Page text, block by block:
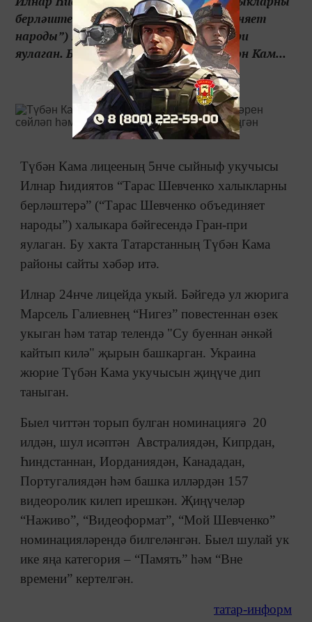
берләштерә” (“Тарас Шевченко объединяет
народы”) халыкара бәйгесендә Гран-при
яулаган. Бу хакта Татарстанның Түбән Кам...
Түбән Кама лицееның 5нче сыйныф укучысы
Илнар Һидиятов “Тарас Шевченко халыкларны
берләштерә” (“Тарас Шевченко объединяет
народы”) халыкара бәйгесендә Гран-при
яулаган. Бу хакта Татарстанның Түбән Кама
районы сайты хәбәр итә.
Илнар 24нче лицейда укый. Бәйгедә ул жюрига
Марсель Галиевнең “Нигез” повестеннан өзек
укыган һәм татар телендә "Су буеннан әнкәй
кайтып килә" җырын башкарган. Украина
жюрие Түбән Кама укучысын җиңүче дип
таныган.
Быел читтән торып булган номинациягә 20
илдән, шул исәптән Австралиядән, Кипрдан,
Һиндстаннан, Иорданиядән, Канададан,
Португалиядән һәм башка илләрдән 157
видеоролик килеп ирешкән. Җиңүчеләр
“Наживо”, “Видеоформат”, “Мой Шевченко”
номинацияләрендә билгеләнгән. Быел шулай ук
ике яңа категория – “Память” һәм “Вне
времени” кертелгән.
татар-информ